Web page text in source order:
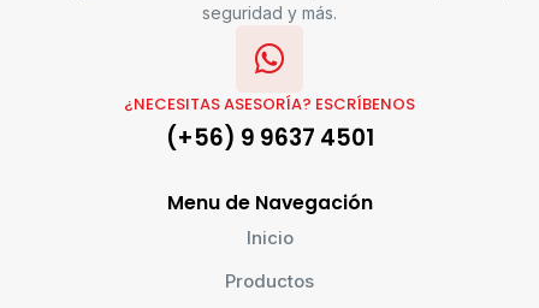
seguridad y más.
¿NECESITAS ASESORÍA? ESCRÍBENOS
(+56) 9 9637 4501
Menu de Navegación
Inicio
Productos